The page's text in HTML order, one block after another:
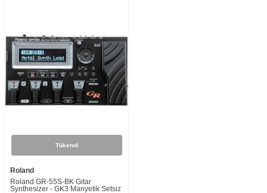
Tükendi
Roland
Roland GR-55S-BK Gitar
Synthesizer - GK3 Manyetik Setsiz